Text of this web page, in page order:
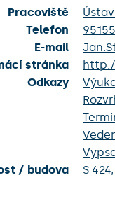
Pracoviště
Telefon
E-mail
stránka
Odkazy
/ budova
S 424,